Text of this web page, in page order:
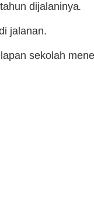
dijalaninya.
jalanan.
sekolah